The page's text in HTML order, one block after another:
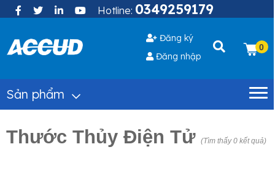
Hotline: 0349259179
Đăng ký
Đăng nhập
0
Sản phẩm
Thước Thủy Điện Tử (Tìm thấy 0 kết quả)